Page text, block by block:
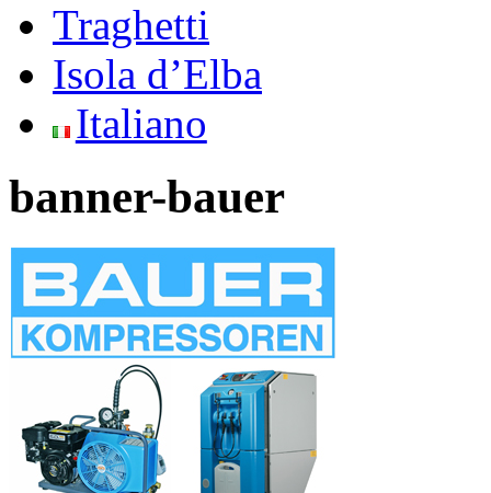
Traghetti
Isola d’Elba
Italiano
banner-bauer